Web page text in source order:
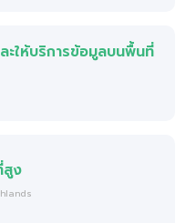
ะให้บริการข้อมูลบนพื้นที่
สูง